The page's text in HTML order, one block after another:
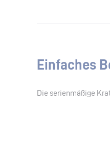
Einfaches
Die serienmäßige